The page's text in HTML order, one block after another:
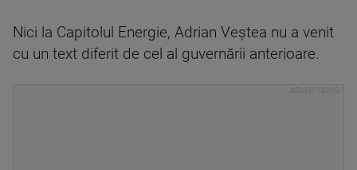
Nici la Capitolul Energie, Adrian Veștea nu a venit
cu un text diferit de cel al guvernării anterioare.